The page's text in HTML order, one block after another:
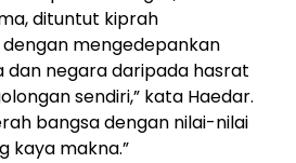
dituntut kiprah
mengedepankan
dan negara daripada hasrat
sendiri,” kata Haedar.
bangsa dengan nilai-nilai
kaya makna.”